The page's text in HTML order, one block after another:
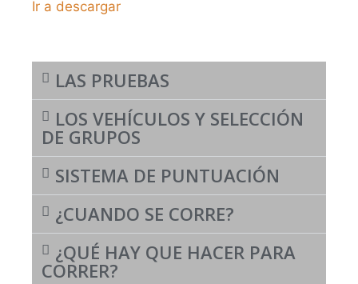
audio
Ir a descargar
LAS PRUEBAS
LOS VEHÍCULOS Y SELECCIÓN
DE GRUPOS
SISTEMA DE PUNTUACIÓN
¿CUANDO SE CORRE?
¿QUÉ HAY QUE HACER PARA
CORRER?